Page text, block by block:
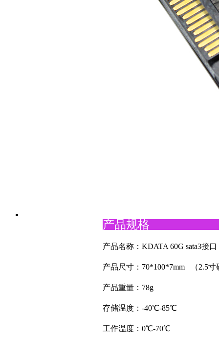
产品规格
产品名称：KDATA 60G sata3接
产品尺寸：70*100*7mm （2.5寸
产品重量：78g
存储温度：-40℃-85℃
工作温度：0℃-70℃